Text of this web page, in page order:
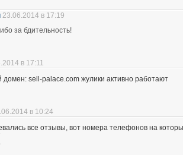
23.06.2014 в 17:19
за бдительность!
в 17:11
домен: sell-palace.com жулики активно работают
в 10:24
все отзывы, вот номера телефонов на